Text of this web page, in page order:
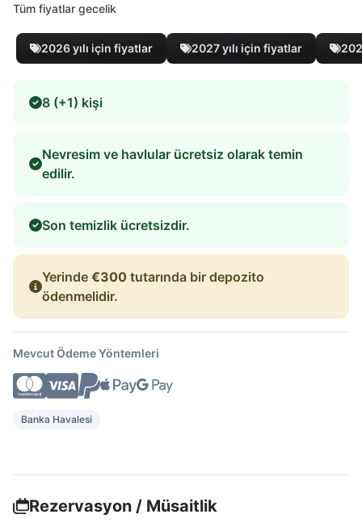
Tüm fiyatlar gecelik
2026 yılı için fiyatlar 2027 yılı için fiyatlar
8 (+1) kişi
Nevresim ve havlular ücretsiz olarak temin
edilir.
Son temizlik ücretsizdir.
Yerinde €300 tutarında bir depozito
ödenmelidir.
Mevcut Ödeme Yöntemleri
Banka Havalesi
Rezervasyon / Müsaitlik